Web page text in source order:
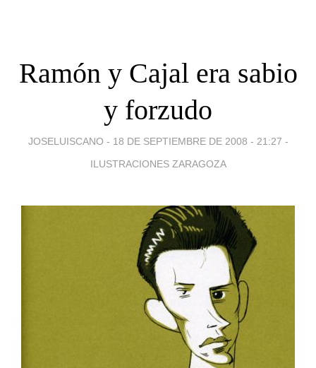
Ramón y Cajal era sabio
y forzudo
JOSELUISCANO - 18 DE SEPTIEMBRE DE 2008 - 21:27 -
ILUSTRACIONES ZARAGOZA